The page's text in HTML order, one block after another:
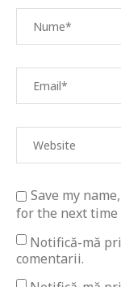
Save my
for the next time
Notifică-mă
comentarii.